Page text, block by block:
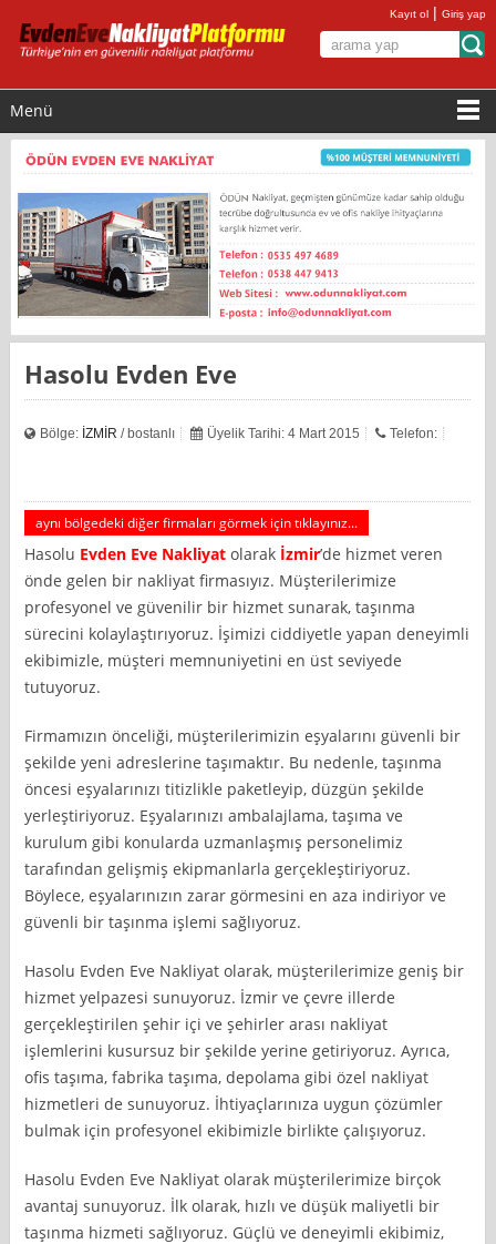
Kayıt ol |Giriş yap
Menü
Hasolu Evden Eve
Bölge: İZMİR / bostanlı Üyelik Tarihi: 4 Mart 2015 Telefon:
aynı bölgedeki diğer firmaları görmek için tıklayınız...
Hasolu Evden Eve Nakliyat olarak İzmir’de hizmet veren
önde gelen bir nakliyat firmasıyız. Müşterilerimize
profesyonel ve güvenilir bir hizmet sunarak, taşınma
sürecini kolaylaştırıyoruz. İşimizi ciddiyetle yapan deneyimli
ekibimizle, müşteri memnuniyetini en üst seviyede
tutuyoruz.
Firmamızın önceliği, müşterilerimizin eşyalarını güvenli bir
şekilde yeni adreslerine taşımaktır. Bu nedenle, taşınma
öncesi eşyalarınızı titizlikle paketleyip, düzgün şekilde
yerleştiriyoruz. Eşyalarınızı ambalajlama, taşıma ve
kurulum gibi konularda uzmanlaşmış personelimiz
tarafından gelişmiş ekipmanlarla gerçekleştiriyoruz.
Böylece, eşyalarınızın zarar görmesini en aza indiriyor ve
güvenli bir taşınma işlemi sağlıyoruz.
Hasolu Evden Eve Nakliyat olarak, müşterilerimize geniş bir
hizmet yelpazesi sunuyoruz. İzmir ve çevre illerde
gerçekleştirilen şehir içi ve şehirler arası nakliyat
işlemlerini kusursuz bir şekilde yerine getiriyoruz. Ayrıca,
ofis taşıma, fabrika taşıma, depolama gibi özel nakliyat
hizmetleri de sunuyoruz. İhtiyaçlarınıza uygun çözümler
bulmak için profesyonel ekibimizle birlikte çalışıyoruz.
Hasolu Evden Eve Nakliyat olarak müşterilerimize birçok
avantaj sunuyoruz. İlk olarak, hızlı ve düşük maliyetli bir
taşınma hizmeti sağlıyoruz. Güçlü ve deneyimli ekibimiz,